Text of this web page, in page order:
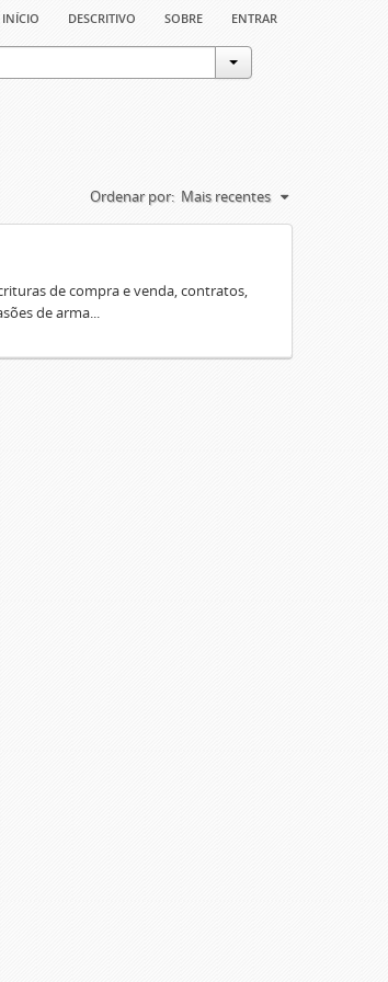
início descritivo sobre entrar
Ordenar por: Mais recentes
de compra e venda, contratos,
de arma...